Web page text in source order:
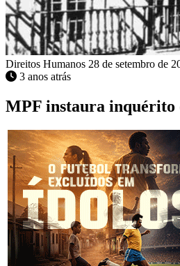
Direitos Humanos 28 de setembro de
3 anos atrás
MPF instaura inquérito